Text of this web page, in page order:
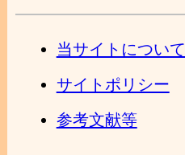
当サイトについて
サイトポリシー
参考文献等